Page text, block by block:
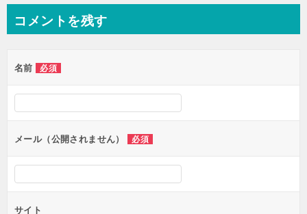
コメントを残す
名前 必須
メール（公開されません） 必須
サイト